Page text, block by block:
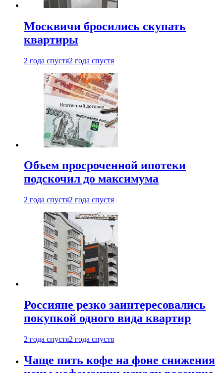
Москвичи бросились скупать
квартиры
2 года спустя2 года спустя
Объем просроченной ипотеки
подскочил до максимума
2 года спустя2 года спустя
Россияне резко заинтересовались
покупкой одного вида квартир
2 года спустя2 года спустя
Чаще пить кофе на фоне снижения